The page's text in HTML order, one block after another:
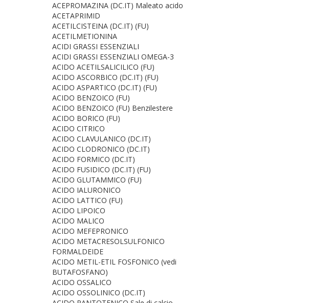
ACEPROMAZINA (DC.IT) Maleato acido
ACETAPRIMID
ACETILCISTEINA (DC.IT) (FU)
ACETILMETIONINA
ACIDI GRASSI ESSENZIALI
ACIDI GRASSI ESSENZIALI OMEGA-3
ACIDO ACETILSALICILICO (FU)
ACIDO ASCORBICO (DC.IT) (FU)
ACIDO ASPARTICO (DC.IT) (FU)
ACIDO BENZOICO (FU)
ACIDO BENZOICO (FU) Benzilestere
ACIDO BORICO (FU)
ACIDO CITRICO
ACIDO CLAVULANICO (DC.IT)
ACIDO CLODRONICO (DC.IT)
ACIDO FORMICO (DC.IT)
ACIDO FUSIDICO (DC.IT) (FU)
ACIDO GLUTAMMICO (FU)
ACIDO IALURONICO
ACIDO LATTICO (FU)
ACIDO LIPOICO
ACIDO MALICO
ACIDO MEFEPRONICO
ACIDO METACRESOLSULFONICO
FORMALDEIDE
ACIDO METIL-ETIL FOSFONICO (vedi
BUTAFOSFANO)
ACIDO OSSALICO
ACIDO OSSOLINICO (DC.IT)